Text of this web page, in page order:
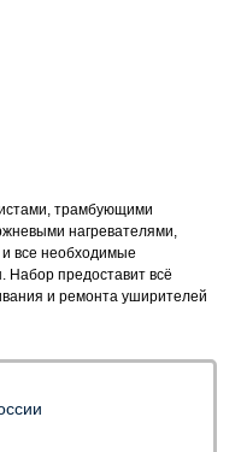
трамбующими
нагревателями,
все необходимые
предоставит всё
и ремонта уширителей